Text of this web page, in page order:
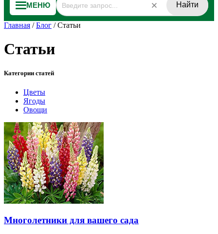
МЕНЮ Найти
Главная /Блог /Статьи
Статьи
Категории статей
Цветы
Ягоды
Овощи
Многолетники для вашего сада